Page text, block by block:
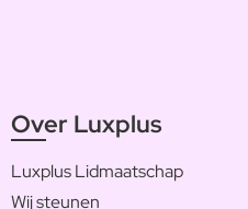
Over Luxplus
Luxplus Lidmaatschap
Wij steunen